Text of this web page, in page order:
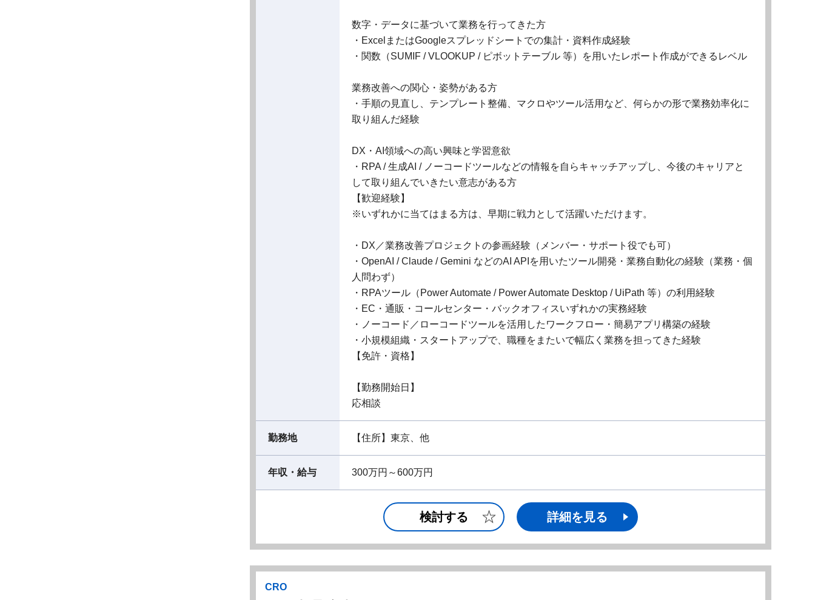
数字・データに基づいて業務を行ってきた方
・ExcelまたはGoogleスプレッドシートでの集計・資料作成経験
・関数（SUMIF / VLOOKUP / ピボットテーブル 等）を用いたレポート作成ができるレベル
業務改善への関心・姿勢がある方
・手順の見直し、テンプレート整備、マクロやツール活用など、何らかの形で業務効率化に
取り組んだ経験
DX・AI領域への高い興味と学習意欲
・RPA / 生成AI / ノーコードツールなどの情報を自らキャッチアップし、今後のキャリアと
して取り組んでいきたい意志がある方
【歓迎経験】
※いずれかに当てはまる方は、早期に戦力として活躍いただけます。
・DX／業務改善プロジェクトの参画経験（メンバー・サポート役でも可）
・OpenAI / Claude / Gemini などのAI APIを用いたツール開発・業務自動化の経験（業務・個
人問わず）
・RPAツール（Power Automate / Power Automate Desktop / UiPath 等）の利用経験
・EC・通販・コールセンター・バックオフィスいずれかの実務経験
・ノーコード／ローコードツールを活用したワークフロー・簡易アプリ構築の経験
・小規模組織・スタートアップで、職種をまたいで幅広く業務を担ってきた経験
【免許・資格】
【勤務開始日】
応相談
勤務地 【住所】東京、他
年収・給与 300万円～600万円
検討する 詳細を見る
CRO